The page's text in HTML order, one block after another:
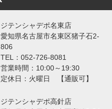
ジテンシャデポ名東店
愛知県名古屋市名東区猪子石2-
806
TEL：052-726-8081
営業時間：10:00～19:30
定休日：火曜日 【通販可】
ジテンシャデポ高針店